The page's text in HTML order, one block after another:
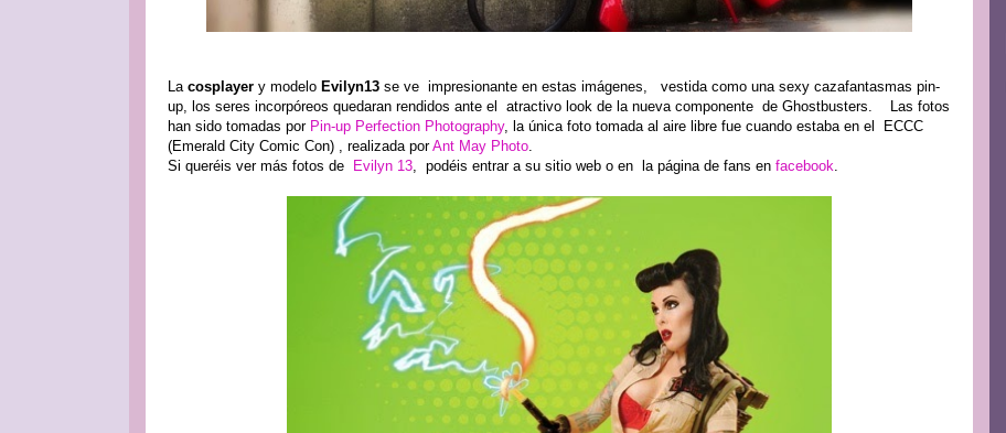
La cosplayer y modelo Evilyn13 se ve impresionante en estas imágenes, vestida como una sexy cazafantasmas pin-
up, los seres incorpóreos quedaran rendidos ante el atractivo look de la nueva componente de Ghostbusters. Las fotos
han sido tomadas por Pin-up Perfection Photography, la única foto tomada al aire libre fue cuando estaba en el ECCC
(Emerald City Comic Con) , realizada porAnt May Photo.
Si queréis ver más fotos de
Evilyn 13, podéis entrar a su sitio web o en la página de fans en facebook.